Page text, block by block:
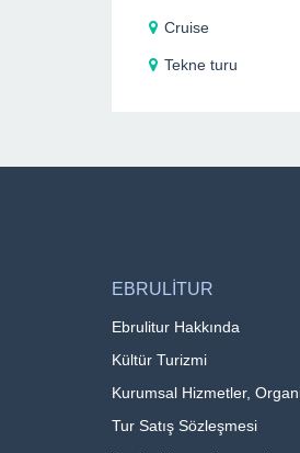
Cruise
Tekne turu
EBRULİTUR
Ebrulitur Hakkında
Kültür Turizmi
Kurumsal Hizmetler,
Tur Satış Sözleşmesi